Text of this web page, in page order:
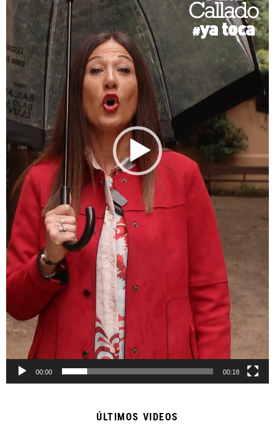
00:00 00:18
ÚLTIMOS VIDEOS